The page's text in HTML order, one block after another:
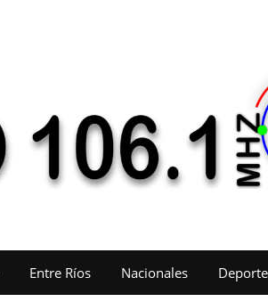
Entre Ríos Nacionales